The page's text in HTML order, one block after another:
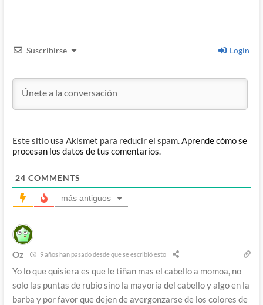
Suscribirse Login
Este sitio usa Akismet para reducir el spam. Aprende cómo se
procesan los datos de tus comentarios.
24 COMMENTS
más antiguos
Oz 9 años han pasado desde que se escribió esto
Yo lo que quisiera es que le tiñan mas el cabello a momoa, no
solo las puntas de rubio sino la mayoria del cabello y algo en la
barba y por favor que dejen de avergonzarse de los colores de